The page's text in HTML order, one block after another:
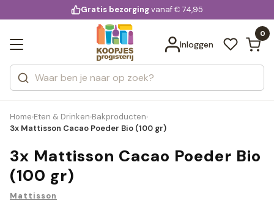
voor 20:00 uur besteld
Gratis bezorging
Profiteer van extra voordeel met KD.extra
Inloggen
0
Zoeken
Categorieën
Merken
Bekijk alle resultaten
Home›Eten & Drinken›Bakproducten›
3x Mattisson Cacao Poeder Bio (100 gr)
3x Mattisson Cacao Poeder Bio
(100 gr)
Mattisson